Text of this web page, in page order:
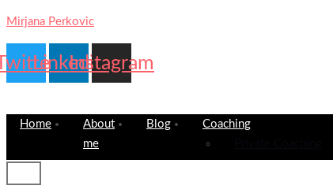
Mirjana Perkovic
LinkedinInstagram
Home
About
me
Blog
Coaching